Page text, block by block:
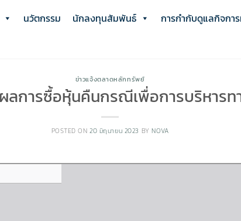
นวัตกรรม นักลงทุนสัมพันธ์ การกำกับดูแลกิจกา
ข่าวแจ้งตลาดหลักทรัพย์
ลการซื้อหุ้นคืนกรณีเพื่อการบริหารท
POSTED ON20 มิถุนายน 2023 BYNOVA